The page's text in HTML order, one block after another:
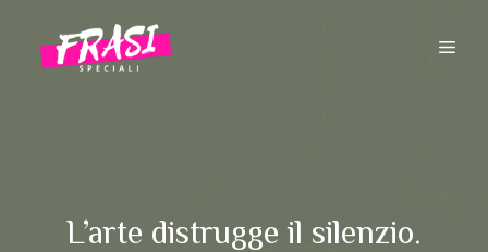
contenuto
L’arte distrugge il silenzio.